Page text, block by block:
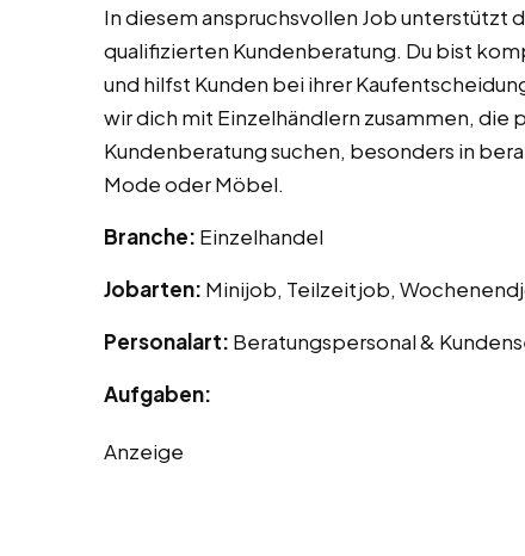
In diesem anspruchsvollen Job unterstützt
qualifizierten Kundenberatung. Du bist
und hilfst Kunden bei ihrer
wir dich mit Einzelhändlern zusammen,
Kundenberatung suchen, besonders in
Mode oder Möbel.
Branche: Einzelhandel
Jobarten: Minijob, Teilzeitjob,
Personalart: Beratungspersonal &
Aufgaben:
Anzeige